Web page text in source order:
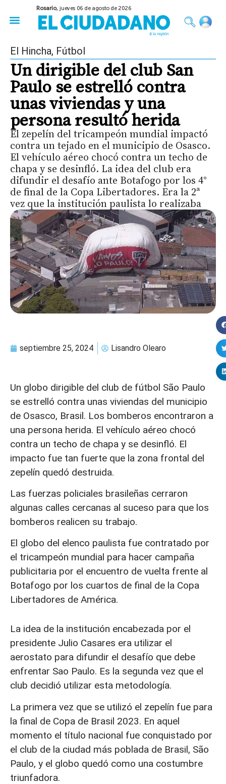
Rosario,jueves 06 de agosto de 2026
El Hincha, Fútbol
Un dirigible del club San
Paulo se estrelló contra
unas viviendas y una
persona resultó herida
El zepelín del tricampeón mundial impactó
contra un tejado en el municipio de Osasco.
El vehículo aéreo chocó contra un techo de
chapa y se desinfló. La idea del club era
difundir el desafío ante Botafogo por los 4°
de final de la Copa Libertadores. Era la 2ª
vez que la institución paulista lo realizaba
septiembre 25, 2024 Lisandro Olearo
Un globo dirigible del club de fútbol São Paulo
se estrelló contra unas viviendas del municipio
de Osasco, Brasil. Los bomberos encontraron a
una persona herida. El vehículo aéreo chocó
contra un techo de chapa y se desinfló. El
impacto fue tan fuerte que la zona frontal del
zepelín quedó destruida.
Las fuerzas policiales brasileñas cerraron
algunas calles cercanas al suceso para que los
bomberos realicen su trabajo.
El globo del elenco paulista fue contratado por
el tricampeón mundial para hacer campaña
publicitaria por el encuentro de vuelta frente al
Botafogo por los cuartos de final de la Copa
Libertadores de América.
La idea de la institución encabezada por el
presidente Julio Casares era utilizar el
aerostato para difundir el desafío que debe
enfrentar Sao Paulo. Es la segunda vez que el
club decidió utilizar esta metodología.
La primera vez que se utilizó el zepelín fue para
la final de Copa de Brasil 2023. En aquel
momento el título nacional fue conquistado por
el club de la ciudad más poblada de Brasil, São
Paulo, y el globo quedó como una costumbre
triunfadora.